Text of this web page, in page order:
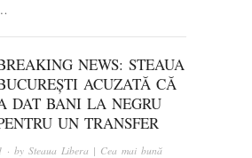
NEWS: STEAUA
ACUZATĂ CĂ
DAT BANI LA NEGRU
UN TRANSFER
· by Steaua Libera | Cea mai bună